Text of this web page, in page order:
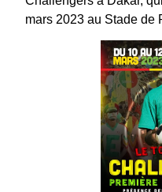
mars 2023 au Stade de